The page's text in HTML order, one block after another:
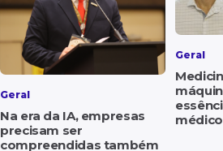
Geral
Na era da IA, empresas
precisam ser
compreendidas também
Geral
médico